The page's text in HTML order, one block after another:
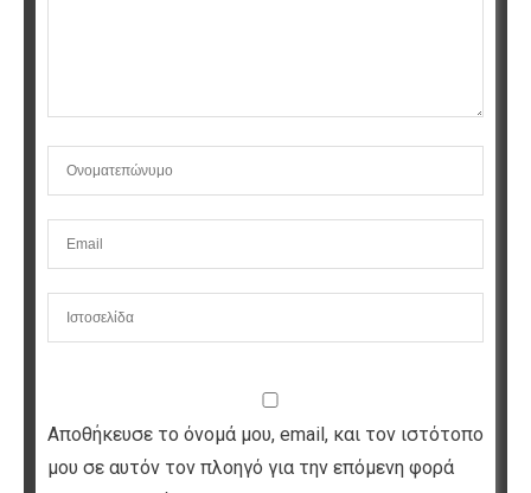
Αποθήκευσε το όνομά μου, email, και τον ιστότοπο
μου σε αυτόν τον πλοηγό για την επόμενη φορά